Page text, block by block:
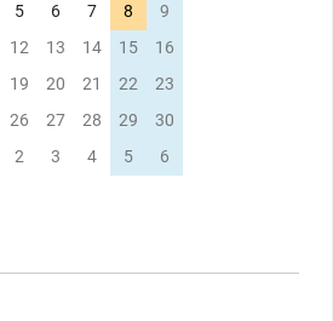
5 6 7 8
9
12 13 14 15
16
19 20 21 22
23
26 27 28 29
30
2 3 4 5 6